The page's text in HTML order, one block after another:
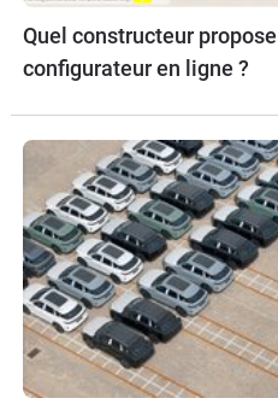
Quel constructeur
configurateur en ligne ?